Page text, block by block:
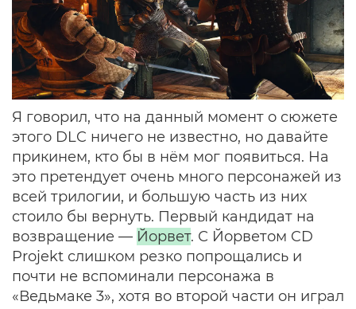
Я говорил, что на данный момент о сюжете
этого DLC ничего не известно, но давайте
прикинем, кто бы в нём мог появиться. На
это претендует очень много персонажей из
всей трилогии, и большую часть из них
стоило бы вернуть. Первый кандидат на
возвращение — Йорвет. С Йорветом CD
Projekt слишком резко попрощались и
почти не вспоминали персонажа в
«Ведьмаке 3», хотя во второй части он играл